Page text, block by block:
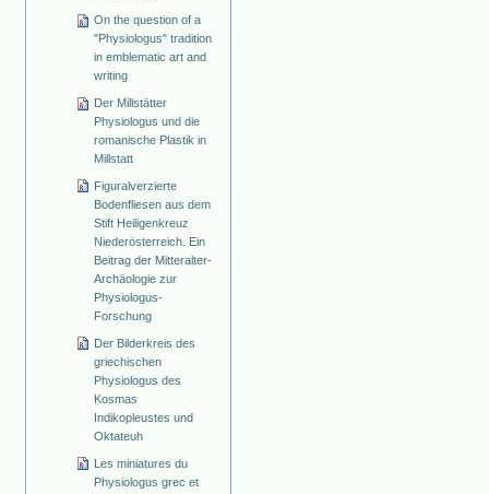
On the question of a
"Physiologus" tradition
in emblematic art and
writing
Der Millstätter
Physiologus und die
romanische Plastik in
Millstatt
Figuralverzierte
Bodenfliesen aus dem
Stift Heiligenkreuz
Niederösterreich. Ein
Beitrag der Mitteralter-
Archäologie zur
Physiologus-
Forschung
Der Bilderkreis des
griechischen
Physiologus des
Kosmas
Indikopleustes und
Oktateuh
Les miniatures du
Physiologus grec et